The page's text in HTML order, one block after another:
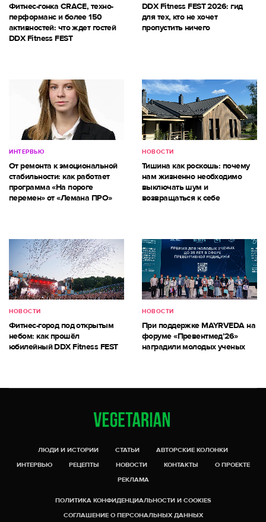
Фитнес-гонка CRACE, техно-
перформанс и более 150
активностей: что ждет гостей
DDX Fitness FEST
DDX Fitness FEST 2026: гид
для тех, кто не хочет
пропустить ничего
ИНТЕРВЬЮ
От ремонта к эмоциональной
стабильности: как работает
программа «На пороге
перемен» от «Лемана ПРО»
НОВОСТИ
Тишина как роскошь: почему
нам жизненно необходимо
выключать шум и
возвращаться к себе
НОВОСТИ
Фитнес-город под открытым
небом: как прошёл
юбилейный DDX Fitness FEST
НОВОСТИ
При поддержке MAYRVEDA на
форуме «Превентмед’26»
наградили молодых ученых
ЛЮДИ И ИСТОРИИ СТАТЬИ
АВТОРСКИЕ КОЛОНКИ
ИНТЕРВЬЮ
РЕЦЕПТЫ НОВОСТИ КОНТАКТЫ
О ПРОЕКТЕ
РЕКЛАМА
ПОЛИТИКА КОНФИДЕНЦИАЛЬНОСТИ И COOKIES
СОГЛАШЕНИЕ О ПЕРСОНАЛЬНЫХ ДАННЫХ